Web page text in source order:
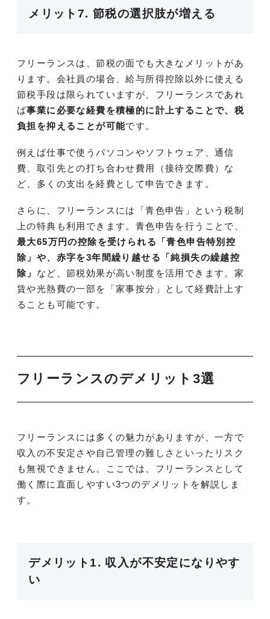
メリット7. 節税の選択肢が増える
フリーランスは、節税の面でも大きなメリットがあ
ります。会社員の場合、給与所得控除以外に使える
節税手段は限られていますが、フリーランスであれ
ば事業に必要な経費を積極的に計上することで、税
負担を抑えることが可能です。
例えば仕事で使うパソコンやソフトウェア、通信
費、取引先との打ち合わせ費用（接待交際費）な
ど、多くの支出を経費として申告できます。
さらに、フリーランスには「青色申告」という税制
上の特典も利用できます。青色申告を行うことで、
最大65万円の控除を受けられる「青色申告特別控
除」や、赤字を3年間繰り越せる「純損失の繰越控
除」 など、節税効果が高い制度を活用できます。家
賃や光熱費の一部を「家事按分」として経費計上す
ることも可能です。
フリーランスのデメリット3選
フリーランスには多くの魅力がありますが、一方で
収入の不安定さや自己管理の難しさといったリスク
も無視できません。ここでは、フリーランスとして
働く際に直面しやすい3つのデメリットを解説しま
す。
デメリット1. 収入が不安定になりやす
い